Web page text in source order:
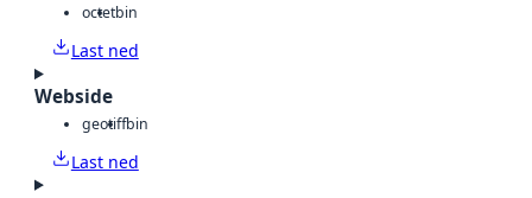
octetbin
Last ned
Webside
geotiffbin
Last ned